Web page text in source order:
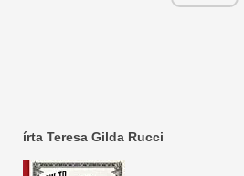
írta Teresa Gilda Rucci